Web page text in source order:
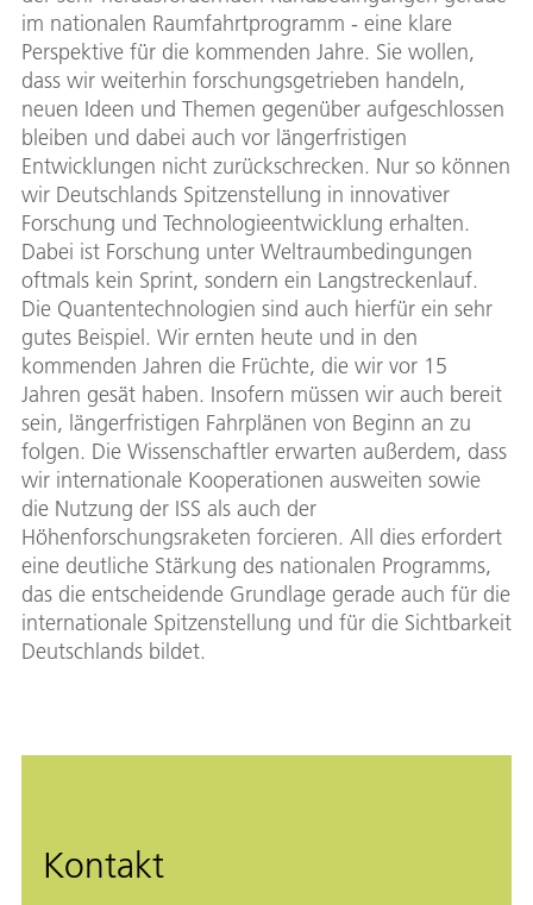
im nationalen Raumfahrtprogramm - eine klare
Perspektive für die kommenden Jahre. Sie wollen,
dass wir weiterhin forschungsgetrieben handeln,
neuen Ideen und Themen gegenüber aufgeschlossen
bleiben und dabei auch vor längerfristigen
Entwicklungen nicht zurückschrecken. Nur so können
wir Deutschlands Spitzenstellung in innovativer
Forschung und Technologieentwicklung erhalten.
Dabei ist Forschung unter Weltraumbedingungen
oftmals kein Sprint, sondern ein Langstreckenlauf.
Die Quantentechnologien sind auch hierfür ein sehr
gutes Beispiel. Wir ernten heute und in den
kommenden Jahren die Früchte, die wir vor 15
Jahren gesät haben. Insofern müssen wir auch bereit
sein, längerfristigen Fahrplänen von Beginn an zu
folgen. Die Wissenschaftler erwarten außerdem, dass
wir internationale Kooperationen ausweiten sowie
die Nutzung der ISS als auch der
Höhenforschungsraketen forcieren. All dies erfordert
eine deutliche Stärkung des nationalen Programms,
das die entscheidende Grundlage gerade auch für die
internationale Spitzenstellung und für die Sichtbarkeit
Deutschlands bildet.
Kontakt